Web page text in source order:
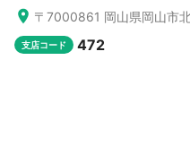
〒7000861 岡山県岡山市
支店コード 472